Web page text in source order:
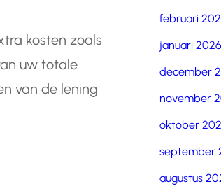
kosten zoals
uw totale
van de lening
februari
januari 2026
december
november
oktober
september
augustus